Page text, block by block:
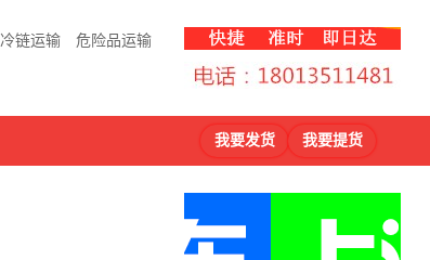
冷链运输 危险品运输
我要发货 我要提货